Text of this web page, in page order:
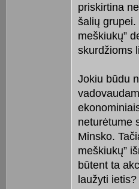
priskirtina
šalių grupei.
meškiukų”
skurdžioms
Jokiu būdu
neturėtume
Minsko.
meškiukų”
būtent ta
laužyti ietis?